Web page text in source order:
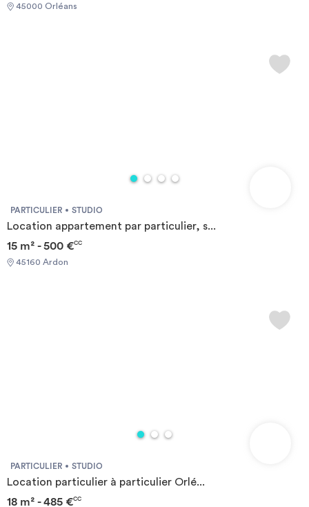
45000 Orléans
PARTICULIER STUDIO
Location appartement par particulier, s...
15 m² - 500 €CC
45160 Ardon
PARTICULIER STUDIO
Location particulier à particulier Orlé...
18 m² - 485 €CC